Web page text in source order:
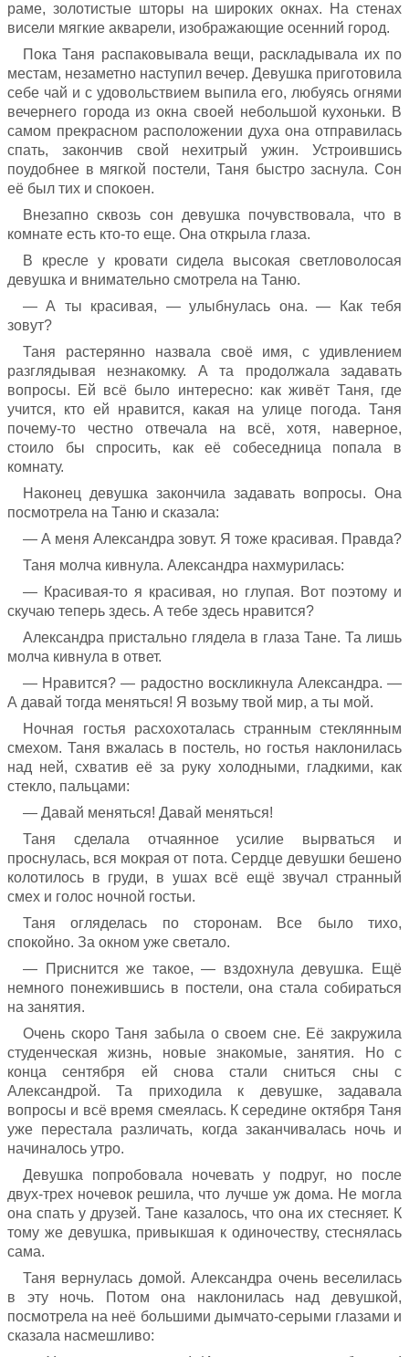
раме, золотистые шторы на широких окнах. На стенах
висели мягкие акварели, изображающие осенний город.
Пока Таня распаковывала вещи, раскладывала их по
местам, незаметно наступил вечер. Девушка приготовила
себе чай и с удовольствием выпила его, любуясь огнями
вечернего города из окна своей небольшой кухоньки. В
самом прекрасном расположении духа она отправилась
спать, закончив свой нехитрый ужин. Устроившись
поудобнее в мягкой постели, Таня быстро заснула. Сон
её был тих и спокоен.
Внезапно сквозь сон девушка почувствовала, что в
комнате есть кто-то еще. Она открыла глаза.
В кресле у кровати сидела высокая светловолосая
девушка и внимательно смотрела на Таню.
— А ты красивая, — улыбнулась она. — Как тебя
зовут?
Таня растерянно назвала своё имя, с удивлением
разглядывая незнакомку. А та продолжала задавать
вопросы. Ей всё было интересно: как живёт Таня, где
учится, кто ей нравится, какая на улице погода. Таня
почему-то честно отвечала на всё, хотя, наверное,
стоило бы спросить, как её собеседница попала в
комнату.
Наконец девушка закончила задавать вопросы. Она
посмотрела на Таню и сказала:
— А меня Александра зовут. Я тоже красивая. Правда?
Таня молча кивнула. Александра нахмурилась:
— Красивая-то я красивая, но глупая. Вот поэтому и
скучаю теперь здесь. А тебе здесь нравится?
Александра пристально глядела в глаза Тане. Та лишь
молча кивнула в ответ.
— Нравится? — радостно воскликнула Александра. —
А давай тогда меняться! Я возьму твой мир, а ты мой.
Ночная гостья расхохоталась странным стеклянным
смехом. Таня вжалась в постель, но гостья наклонилась
над ней, схватив её за руку холодными, гладкими, как
стекло, пальцами:
— Давай меняться! Давай меняться!
Таня сделала отчаянное усилие вырваться и
проснулась, вся мокрая от пота. Сердце девушки бешено
колотилось в груди, в ушах всё ещё звучал странный
смех и голос ночной гостьи.
Таня огляделась по сторонам. Все было тихо,
спокойно. За окном уже светало.
— Приснится же такое, — вздохнула девушка. Ещё
немного понежившись в постели, она стала собираться
на занятия.
Очень скоро Таня забыла о своем сне. Её закружила
студенческая жизнь, новые знакомые, занятия. Но с
конца сентября ей снова стали сниться сны с
Александрой. Та приходила к девушке, задавала
вопросы и всё время смеялась. К середине октября Таня
уже перестала различать, когда заканчивалась ночь и
начиналось утро.
Девушка попробовала ночевать у подруг, но после
двух-трех ночевок решила, что лучше уж дома. Не могла
она спать у друзей. Тане казалось, что она их стесняет. К
тому же девушка, привыкшая к одиночеству, стеснялась
сама.
Таня вернулась домой. Александра очень веселилась
в эту ночь. Потом она наклонилась над девушкой,
посмотрела на неё большими дымчато-серыми глазами и
сказала насмешливо: